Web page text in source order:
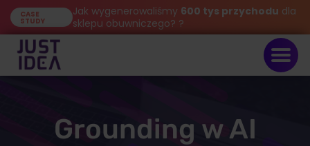
CASE
STUDY
Jak wygenerowaliśmy 600 tys przychodu dla
sklepu obuwniczego? ?
Grounding w AI